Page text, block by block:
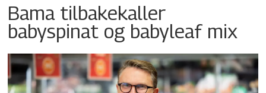
Bama tilbakekaller
babyspinat og babyleaf mix